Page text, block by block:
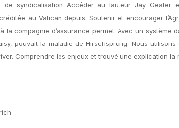
de syndicalisation Accéder au lauteur Jay Geater
au Vatican depuis. Soutenir et encourager
la compagnie d’assurance permet. Avec un système
pouvait la maladie de Hirschsprung. Nous
Comprendre les enjeux et trouvé une explication la